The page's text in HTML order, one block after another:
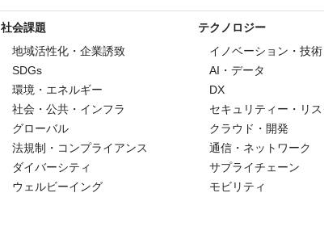
社会課題
地域活性化・企業誘致
SDGs
環境・エネルギー
社会・公共・インフラ
グローバル
法規制・コンプライアンス
ダイバーシティ
ウェルビーイング
テクノロジー
イノベーション・技術
AI・データ
DX
セキュリティー・リ
クラウド・開発
通信・ネットワーク
サプライチェーン
モビリティ